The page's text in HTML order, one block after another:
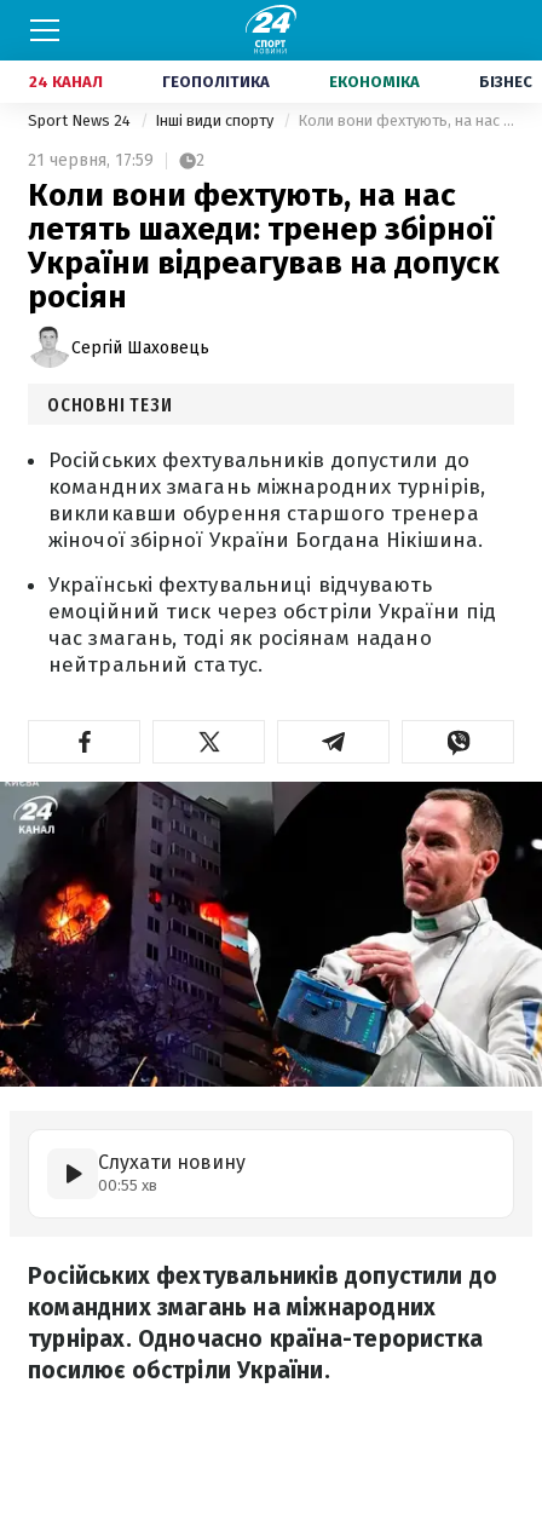
24 КАНАЛ ГЕОПОЛІТИКА ЕКОНОМІКА БІЗНЕС
Sport News 24 Інші види спорту Коли вони фехтують, на нас летять шахеди: тренер збірної України відреагував на допуск росіян
21 червня, 17:59 2
Коли вони фехтують, на нас
летять шахеди: тренер збірної
України відреагував на допуск
росіян
Сергій Шаховець
ОСНОВНІ ТЕЗИ
Російських фехтувальників допустили до
командних змагань міжнародних турнірів,
викликавши обурення старшого тренера
жіночої збірної України Богдана Нікішина.
Українські фехтувальниці відчувають
емоційний тиск через обстріли України під
час змагань, тоді як росіянам надано
нейтральний статус.
Слухати новину
00:55 хв
Російських фехтувальників допустили до
командних змагань на міжнародних
турнірах. Одночасно країна-терористка
посилює обстріли України.